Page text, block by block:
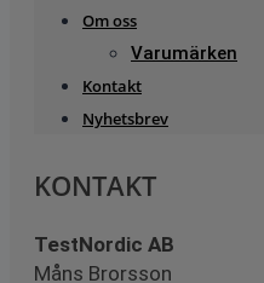
Om oss
Varumärken
Kontakt
Nyhetsbrev
KONTAKT
TestNordic AB
Måns Brorsson